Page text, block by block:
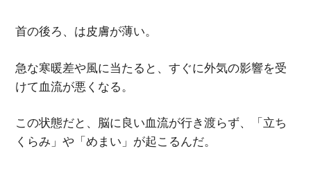
首の後ろ、は皮膚が薄い。
急な寒暖差や風に当たると、すぐに外気の影響を受
けて血流が悪くなる。
この状態だと、脳に良い血流が行き渡らず、「立ち
くらみ」や「めまい」が起こるんだ。